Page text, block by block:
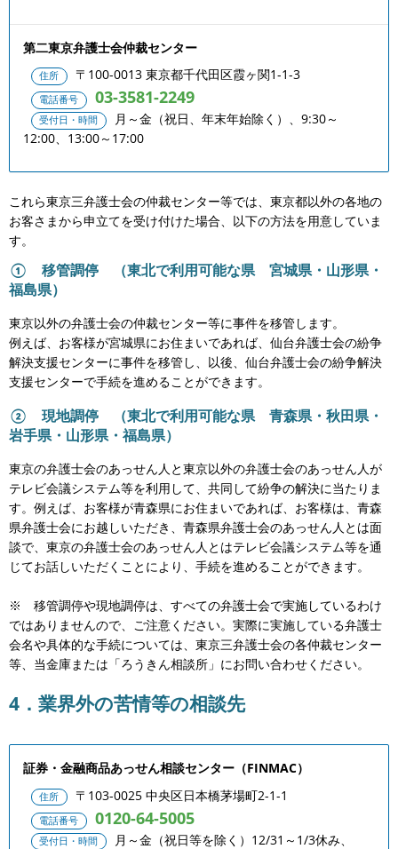
第二東京弁護士会仲裁センター
住所 〒100-0013 東京都千代田区霞ヶ関1-1-3
電話番号 03-3581-2249
受付日・時間
月～金（祝日、年末年始除く）、9:30～
12:00、13:00～17:00
これら東京三弁護士会の仲裁センター等では、東京都以外の各地の
お客さまから申立てを受け付けた場合、以下の方法を用意していま
す。
① 移管調停 （東北で利用可能な県 宮城県・山形県・
福島県）
東京以外の弁護士会の仲裁センター等に事件を移管します。
例えば、お客様が宮城県にお住まいであれば、仙台弁護士会の紛争
解決支援センターに事件を移管し、以後、仙台弁護士会の紛争解決
支援センターで手続を進めることができます。
② 現地調停 （東北で利用可能な県 青森県・秋田県・
岩手県・山形県・福島県）
東京の弁護士会のあっせん人と東京以外の弁護士会のあっせん人が
テレビ会議システム等を利用して、共同して紛争の解決に当たりま
す。例えば、お客様が青森県にお住まいであれば、お客様は、青森
県弁護士会にお越しいただき、青森県弁護士会のあっせん人とは面
談で、東京の弁護士会のあっせん人とはテレビ会議システム等を通
じてお話しいただくことにより、手続を進めることができます。
※ 移管調停や現地調停は、すべての弁護士会で実施しているわけ
ではありませんので、ご注意ください。実際に実施している弁護士
会名や具体的な手続については、東京三弁護士会の各仲裁センター
等、当金庫または「ろうきん相談所」にお問い合わせください。
4．業界外の苦情等の相談先
証券・金融商品あっせん相談センター（FINMAC）
住所 〒103-0025 中央区日本橋茅場町2-1-1
電話番号 0120-64-5005
受付日・時間
月～金（祝日等を除く）12/31～1/3休み、